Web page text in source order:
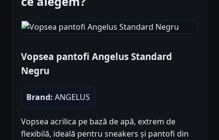
Vopsea pantofi Angelus Standard
Negru
Brand: ANGELUS
Vopsea acrilica pe bază de apă, extrem de
flexibilă, ideală pentru sneakers și pantofi din